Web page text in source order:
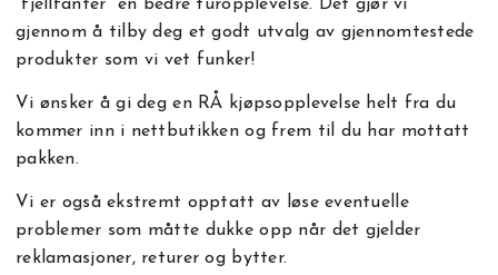
"fjellfanter" en bedre turopplevelse. Det gjør vi
gjennom å tilby deg et godt utvalg av gjennomtestede
produkter som vi vet funker!
Vi ønsker å gi deg en RÅ kjøpsopplevelse helt fra du
kommer inn i nettbutikken og frem til du har mottatt
pakken.
Vi er også ekstremt opptatt av løse eventuelle
problemer som måtte dukke opp når det gjelder
reklamasjoner, returer og bytter.